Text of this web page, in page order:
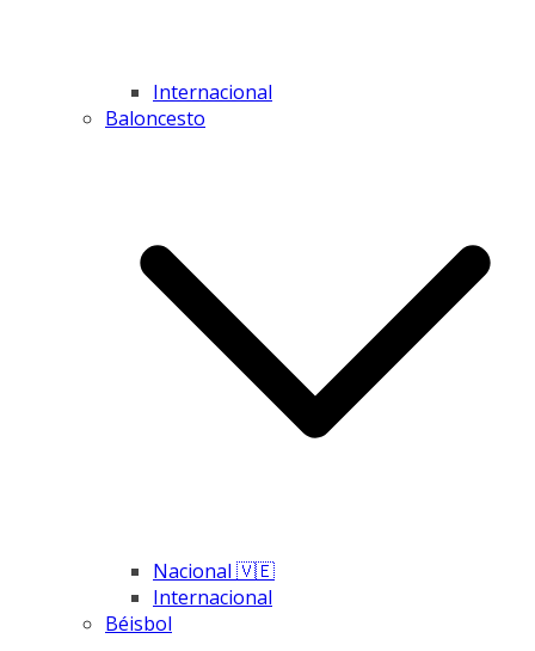
Internacional
Baloncesto
Nacional 🇻🇪
Internacional
Béisbol